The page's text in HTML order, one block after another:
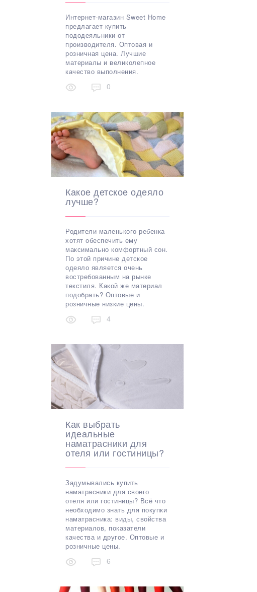
Интернет-магазин Sweet Home
предлагает купить
пододеяльники от
производителя. Оптовая и
розничная цена. Лучшие
материалы и великолепное
качество выполнения.
0
Какое детское одеяло
лучше?
Родители маленького ребенка
хотят обеспечить ему
максимально комфортный сон.
По этой причине детское
одеяло является очень
востребованным на рынке
текстиля. Какой же материал
подобрать? Оптовые и
розничные низкие цены.
4
Как выбрать
идеальные
наматрасники для
отеля или гостиницы?
Задумывались купить
наматрасники для своего
отеля или гостиницы? Всё что
необходимо знать для покупки
наматрасника: виды, свойства
материалов, показатели
качества и другое. Оптовые и
розничные цены.
6